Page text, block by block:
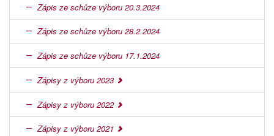
Zápis ze schůze výboru 20.3.2024
Zápis ze schůze výboru 28.2.2024
Zápis ze schůze výboru 17.1.2024
Zápisy z výboru 2023
Zápisy z výboru 2022
Zápisy z výboru 2021